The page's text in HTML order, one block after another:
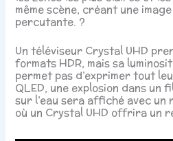
même scène, créant une
percutante. ?
Un téléviseur Crystal UHD
formats HDR, mais sa
permet pas d’exprimer tout
QLED, une explosion dans un
sur l’eau sera affiché avec un
où un Crystal UHD offrira un